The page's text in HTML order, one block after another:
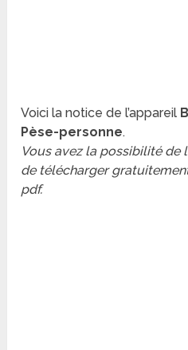
Voici la notice de l’appareil
Pèse-personne.
Vous avez la possibilité de
de télécharger
pdf.